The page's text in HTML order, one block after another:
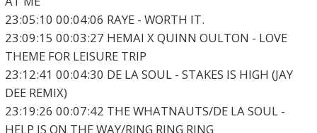
23:05:10 00:04:06 RAYE - WORTH IT.
23:09:15 00:03:27 HEMAI X QUINN OULTON - LOVE
THEME FOR LEISURE TRIP
23:12:41 00:04:30 DE LA SOUL - STAKES IS HIGH (JAY
DEE REMIX)
23:19:26 00:07:42 THE WHATNAUTS/DE LA SOUL -
HELP IS ON THE WAY/RING RING RING